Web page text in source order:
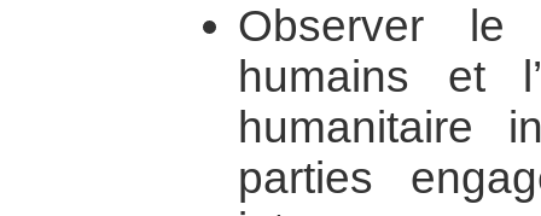
Observer le
humains et
humanitaire
parties